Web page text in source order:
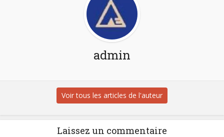
admin
Voir tous les articles de l'auteur
Laissez un commentaire